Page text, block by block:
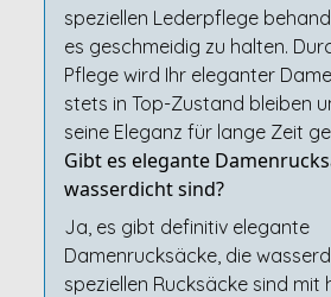
speziellen Lederpflege
es geschmeidig zu halten.
Pflege wird Ihr eleganter
stets in Top-Zustand bleiben
seine Eleganz für lange Zeit
Gibt es elegante
wasserdicht sind?
Ja, es gibt definitiv elegante
Damenrucksäcke, die
speziellen Rucksäcke sind mit